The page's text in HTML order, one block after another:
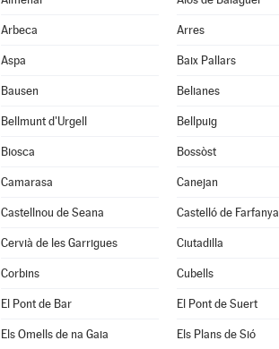
Arbeca Arres
Aspa Baix Pallars
Bausen Belianes
Bellmunt d'Urgell Bellpuig
Biosca Bossòst
Camarasa Canejan
Castellnou de Seana Castelló de Farfanya
Cervià de les Garrigues Ciutadilla
Corbins Cubells
El Pont de Bar El Pont de Suert
Els Omells de na Gaia Els Plans de Sió